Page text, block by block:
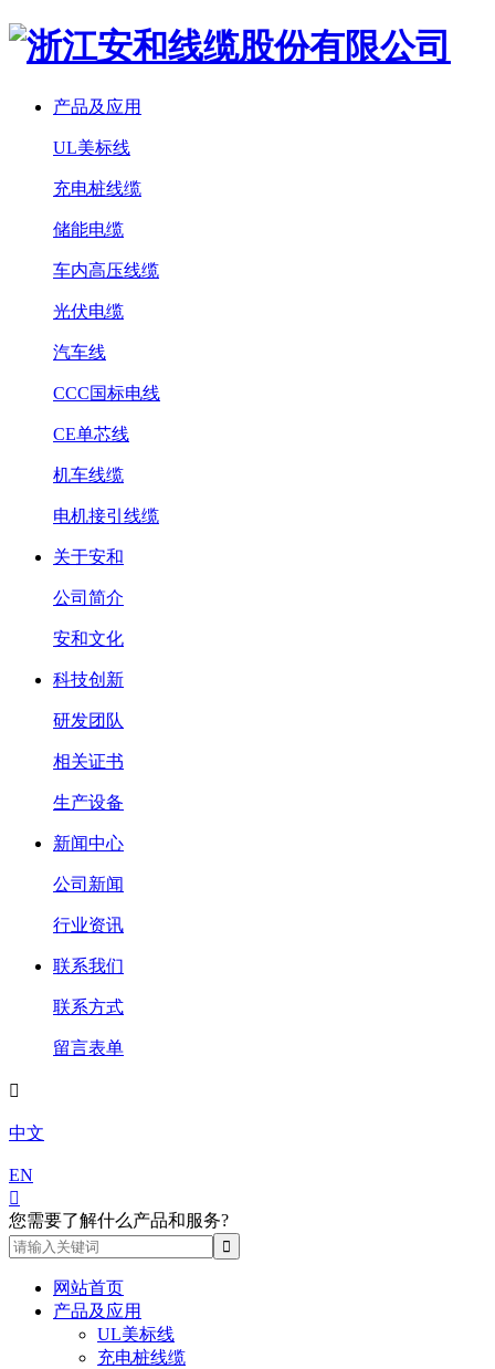
产品及应用
UL美标线
充电桩线缆
储能电缆
车内高压线缆
光伏电缆
汽车线
CCC国标电线
CE单芯线
机车线缆
电机接引线缆
关于安和
公司简介
安和文化
科技创新
研发团队
相关证书
生产设备
新闻中心
公司新闻
行业资讯
联系我们
联系方式
留言表单

中文
EN

您需要了解什么产品和服务?
网站首页
产品及应用
UL美标线
充电桩线缆